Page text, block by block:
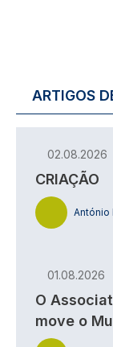
ARTIGOS
02.08.2026
CRIAÇÃO
António
01.08.2026
O
move o